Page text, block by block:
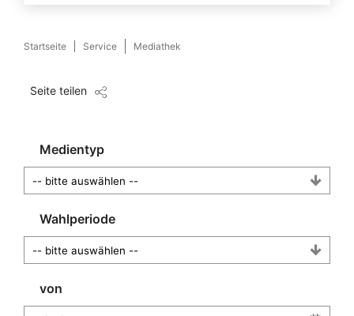
Startseite Service Mediathek
Seite teilen
Medientyp
Wahlperiode
von